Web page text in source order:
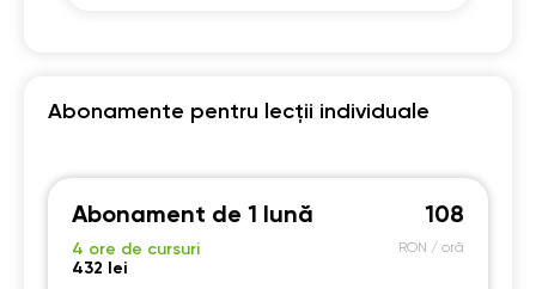
Abonamente pentru lecții individuale
Abonament de 1 lună
4 ore de cursuri
432 lei
108
RON / oră